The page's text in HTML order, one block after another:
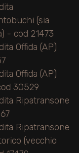
(sia
- cod 21473
Offida (AP)
Offida (AP)
30529
Ripatransone
Ripatransone
(vecchio